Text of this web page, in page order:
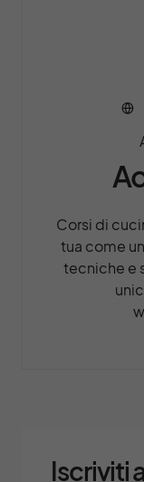
Corsi di
tua come
tecniche e
Iscriviti